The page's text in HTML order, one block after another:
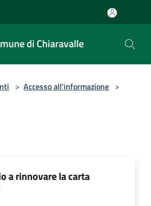
di Chiaravalle
> Accesso all'informazione >
a rinnovare la carta